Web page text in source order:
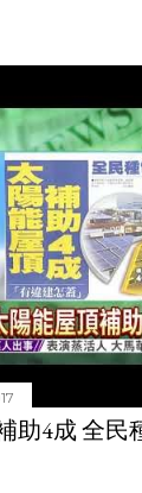
助4成 全民